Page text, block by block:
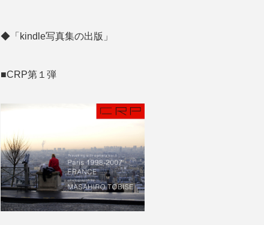
◆「kindle写真集の出版」
■CRP第１弾